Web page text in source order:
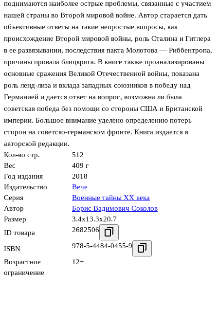
поднимаются наиболее острые проблемы, связанные с участием
нашей страны во Второй мировой войне. Автор старается дать
объективные ответы на такие непростые вопросы, как
происхождение Второй мировой войны, роль Сталина и Гитлера
в ее развязывании, последствия пакта Молотова — Риббентропа,
причины провала блицкрига. В книге также проанализированы
основные сражения Великой Отечественной войны, показана
роль ленд-лиза и вклада западных союзников в победу над
Германией и дается ответ на вопрос, возможна ли была
советская победа без помощи со стороны США и Британской
империи. Большое внимание уделено определению потерь
сторон на советско-германском фронте. Книга издается в
авторской редакции.
Кол-во стр.
512
Вес
409 г
Год издания
2018
Издательство
Вече
Серия
Военные тайны ХХ века
Автор
Борис Вадимович Соколов
Размер
3.4x13.3x20.7
ID товара
2682506
ISBN 978-5-4484-0455-9
Возрастное
ограничение
12+